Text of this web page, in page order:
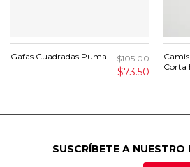
Gafas Cuadradas Puma $105.00
$73.50
Corta
SUSCRÍBETE A NUESTRO